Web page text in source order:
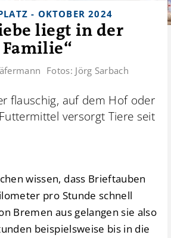
- OKTOBER 2024
liegt in der
Familie“
Fotos: Jörg Sarbach
flauschig, auf dem Hof oder
versorgt Tiere seit
wissen, dass Brieftauben
pro Stunde schnell
Bremen aus gelangen sie also
beispielsweise bis in die